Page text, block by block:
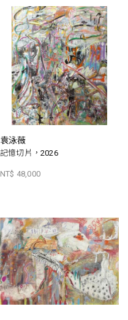
袁泳薇
記憶切片，2026
NT$ 48,000